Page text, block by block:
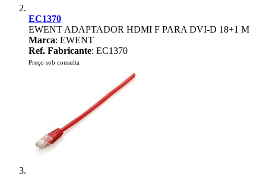
EC1370
EWENT ADAPTADOR HDMI F PARA DVI-D 18+1 M
Marca: EWENT
Ref. Fabricante: EC1370
Preço sob consulta